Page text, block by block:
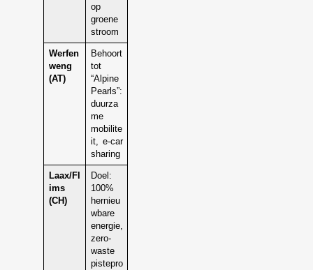
op
groene
stroom
Werfen
weng
(AT)
Behoort
tot
“Alpine
Pearls”:
duurza
me
mobilite
it, e-car
sharing
Laax/Fl
ims
(CH)
Doel:
100%
hernieu
wbare
energie,
zero-
waste
pistepro